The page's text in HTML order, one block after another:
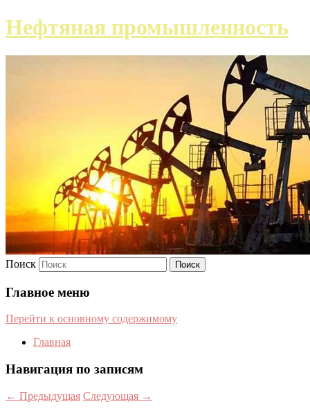
Нефтяная промышленность
Поиск
Главное меню
Перейти к основному содержимому
Главная
Навигация по записям
← Предыдущая Следующая →